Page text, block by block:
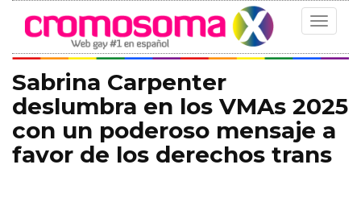
Toggle
Sabrina Carpenter
deslumbra en los VMAs 2025
con un poderoso mensaje a
favor de los derechos trans